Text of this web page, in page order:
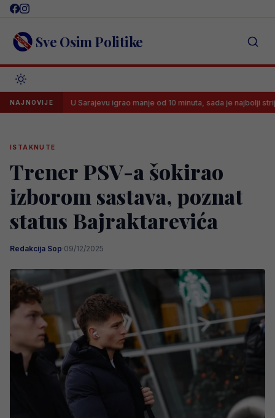
Skip
content Sve Osim Politike
NAJNOVIJEU Sarajevu igrao manje od 10 minuta, sada je najbolji strijelac
ISTAKNUTE
Trener PSV-a šokirao
izborom sastava, poznat
status Bajraktarevića
Redakcija Sop·09/12/2025